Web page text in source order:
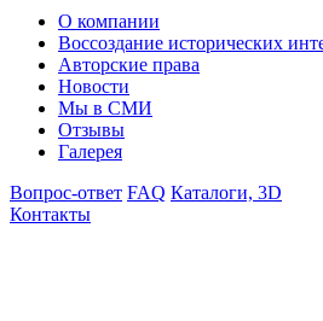
О компании
Воссоздание исторических
Авторские права
Новости
Мы в СМИ
Отзывы
Галерея
Вопрос-ответ FAQ Каталоги, 3D
Контакты